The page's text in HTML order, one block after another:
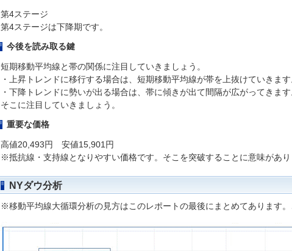
第4ステージ
第4ステージは下降期です。
今後を読み取る鍵
短期移動平均線と帯の関係に注目していきましょう。
・上昇トレンドに移行する場合は、短期移動平均線が帯を上抜けていきま
・下降トレンドに勢いが出る場合は、帯に傾きが出て間隔が広がってきま
そこに注目していきましょう。
重要な価格
高値20,493円 安値15,901円
※抵抗線・支持線となりやすい価格です。そこを突破することに意味があ
NYダウ分析
※移動平均線大循環分析の見方はこのレポートの最後にまとめてあります